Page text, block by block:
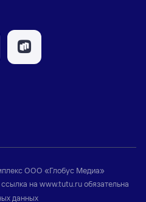
ООО «Глобус Медиа»
на www.tutu.ruобязательна
данных